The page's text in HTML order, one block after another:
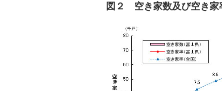
図２ 空き家数及び空き家